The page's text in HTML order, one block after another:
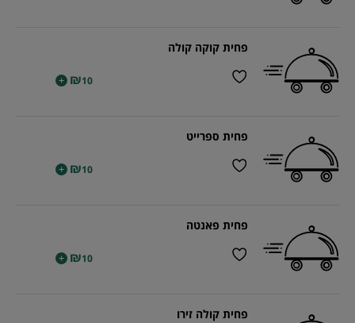
פחית קוקה קולה
₪10
+
פחית ספרייט
₪10
+
פחית פאנטה
₪10
+
פחית קולה זירו